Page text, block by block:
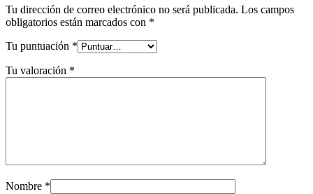
Tu dirección de correo electrónico no será publicada. Los campos
obligatorios están marcados con *
Tu puntuación *
Tu valoración *
Nombre *